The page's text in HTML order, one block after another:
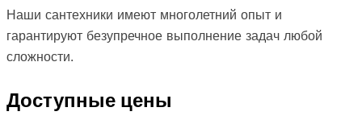
Наши сантехники имеют многолетний опыт и
гарантируют безупречное выполнение задач любой
сложности.
Доступные цены